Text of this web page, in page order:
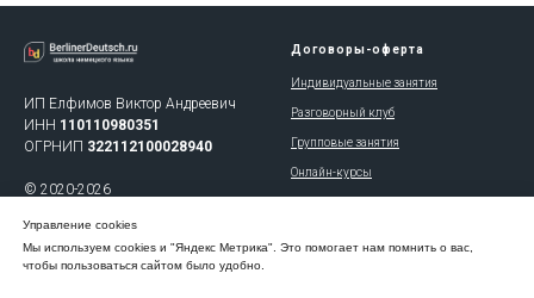
Управление cookies
Мы используем cookies и "Яндекс Метрика". Это помогает нам помнить о вас,
чтобы пользоваться сайтом было удобно.
ИП Елфимов Виктор Андреевич
ИНН 110110980351
ОГРНИП 322112100028940
© 2020-2026
Договоры-оферта
Индивидуальные занятия
Разговорный клуб
Групповые занятия
Онлайн-курсы
Правовая информация
Образовательная лицензия